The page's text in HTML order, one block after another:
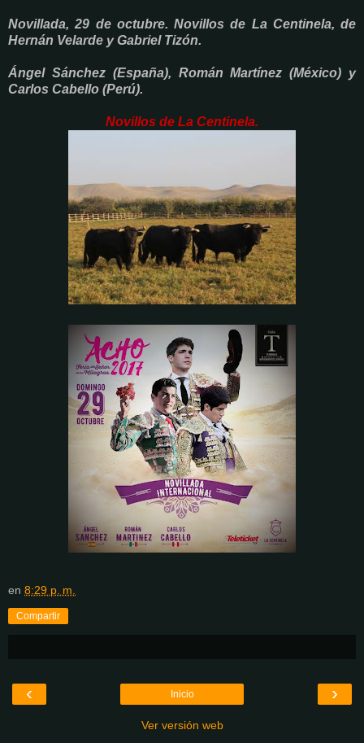
Novillada, 29 de octubre. Novillos de La Centinela, de
Hernán Velarde y Gabriel Tizón.
Ángel Sánchez (España), Román Martínez (México) y
Carlos Cabello (Perú).
Novillos de La Centinela.
en 8:29 p. m.
Compartir
‹ ›
Inicio
Ver versión web